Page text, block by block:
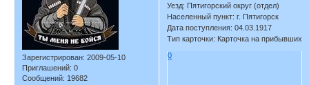
Зарегистрирован: 2009-05-10
Приглашений: 0
Сообщений: 19682
Уезд: Пятигорский округ (отдел)
Населенный пункт: г. Пятигорск
Дата поступления: 04.03.1917
Тип карточки: Карточка на прибывших
0